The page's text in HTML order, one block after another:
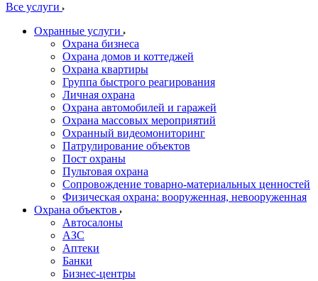
Все услуги
Охранные услуги
Охрана бизнеса
Охрана домов и коттеджей
Охрана квартиры
Группа быстрого реагирования
Личная охрана
Охрана автомобилей и гаражей
Охрана массовых мероприятий
Охранный видеомониторинг
Патрулирование объектов
Пост охраны
Пультовая охрана
Сопровождение товарно-материальных ценностей
Физическая охрана: вооруженная, невооруженная
Охрана объектов
Автосалоны
АЗС
Аптеки
Банки
Бизнес-центры